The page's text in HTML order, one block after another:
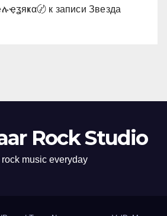
〄 к записи Звезда
Rock Studio
rock music everyday